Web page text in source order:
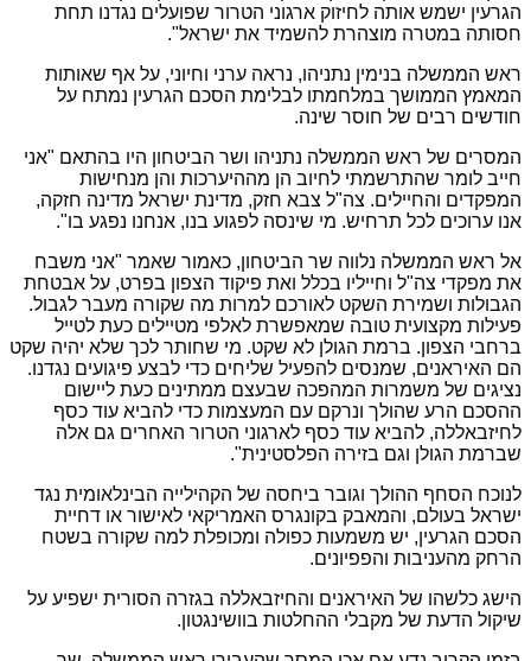
הגרעין ישמש אותה לחיזוק ארגוני הטרור שפועלים נגדנו תחת
חסותה במטרה מוצהרת להשמיד את ישראל".
ראש הממשלה בנימין נתניהו, נראה ערני וחיוני, על אף שאותות
המאמץ הממושך במלחמתו לבלימת הסכם הגרעין נמתח על
חודשים רבים של חוסר שינה.
המסרים של ראש הממשלה נתניהו ושר הביטחון היו בהתאם "אני
חייב לומר שהתרשמתי לחיוב הן מההיערכות והן מנחישות
המפקדים והחיילים. צה"ל צבא חזק, מדינת ישראל מדינה חזקה,
אנו ערוכים לכל תרחיש. מי שינסה לפגוע בנו, אנחנו נפגע בו".
אל ראש הממשלה נלווה שר הביטחון, כאמור שאמר "אני משבח
את מפקדי צה"ל וחייליו בכלל ואת פיקוד הצפון בפרט, על אבטחת
הגבולות ושמירת השקט לאורכם למרות מה שקורה מעבר לגבול.
פעילות מקצועית טובה שמאפשרת לאלפי מטיילים כעת לטייל
ברחבי הצפון. ברמת הגולן לא שקט. מי שחותר לכך שלא יהיה שקט
הם האיראנים, שמנסים להפעיל שליחים כדי לבצע פיגועים נגדנו.
נציגים של משמרות המהפכה שבעצם ממתינים כעת ליישום
ההסכם הרע שהולך ונרקם עם המעצמות כדי להביא עוד כסף
לחיזבאללה, להביא עוד כסף לארגוני הטרור האחרים גם אלה
שברמת הגולן וגם בזירה הפלסטינית".
לנוכח הסחף ההולך וגובר ביחסה של הקהילייה הבינלאומית נגד
ישראל בעולם, והמאבק בקונגרס האמריקאי לאישור או דחיית
הסכם הגרעין, יש משמעות כפולה ומכופלת למה שקורה בשטח
הרחק מהעניבות והפפיונים.
הישג כלשהו של האיראנים והחיזבאללה בגזרה הסורית ישפיע על
שיקול הדעת של מקבלי ההחלטות בוושינגטון.